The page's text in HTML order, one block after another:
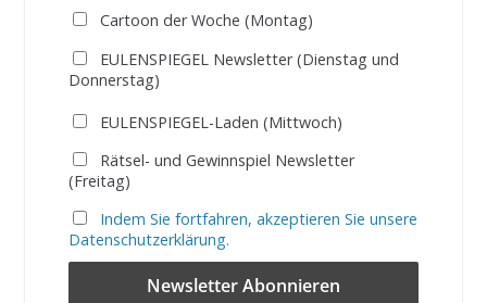
Cartoon der Woche (Montag)
EULENSPIEGEL Newsletter (Dienstag und
Donnerstag)
EULENSPIEGEL-Laden (Mittwoch)
Rätsel- und Gewinnspiel Newsletter
(Freitag)
Indem Sie fortfahren, akzeptieren Sie unsere
Datenschutzerklärung.